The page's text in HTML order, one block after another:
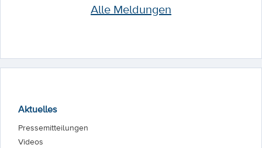
Alle Meldungen
Aktuelles
Pressemitteilungen
Videos